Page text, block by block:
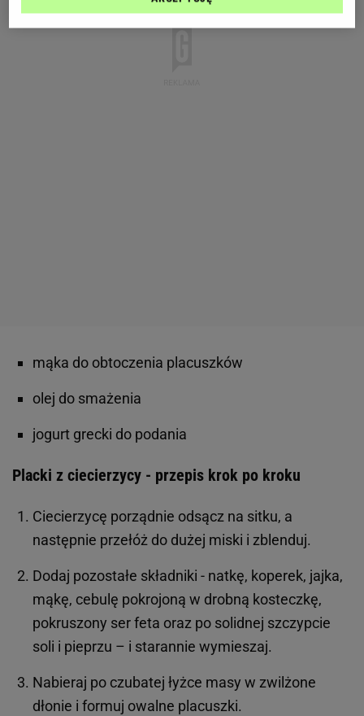
mąka do obtoczenia placuszków
olej do smażenia
jogurt grecki do podania
Placki z ciecierzycy - przepis krok po kroku
Ciecierzycę porządnie odsącz na sitku, a
następnie przełóż do dużej miski i zblenduj.
Dodaj pozostałe składniki - natkę, koperek, jajka,
mąkę, cebulę pokrojoną w drobną kosteczkę,
pokruszony ser feta oraz po solidnej szczypcie
soli i pieprzu – i starannie wymieszaj.
Nabieraj po czubatej łyżce masy w zwilżone
dłonie i formuj owalne placuszki.